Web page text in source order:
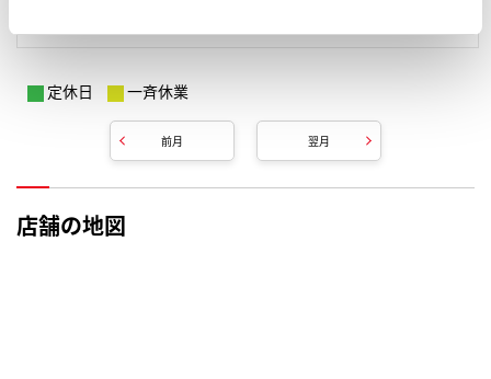
定休日 一斉休業
前月 翌月
店舗の地図